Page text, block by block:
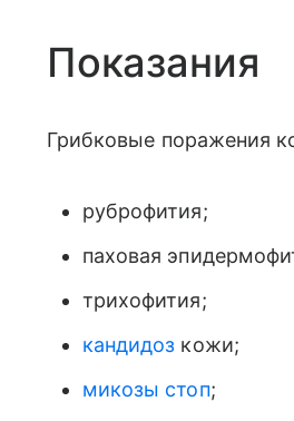
Показания
Грибковые поражения
руброфития;
паховая
трихофития;
кандидоз кожи;
микозы стоп;